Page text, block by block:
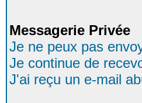
Messagerie Privée
Je ne peux pas
Je continue de
J'ai reçu un e-mail